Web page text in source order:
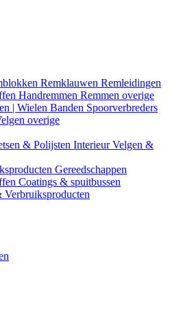
Remklauwen Remleidingen
Handremmen Remmen overige
| Wielen Banden Spoorverbreders
overige
& Polijsten InterieurVelgen &
Gereedschappen
Coatings & spuitbussen
Verbruiksproducten